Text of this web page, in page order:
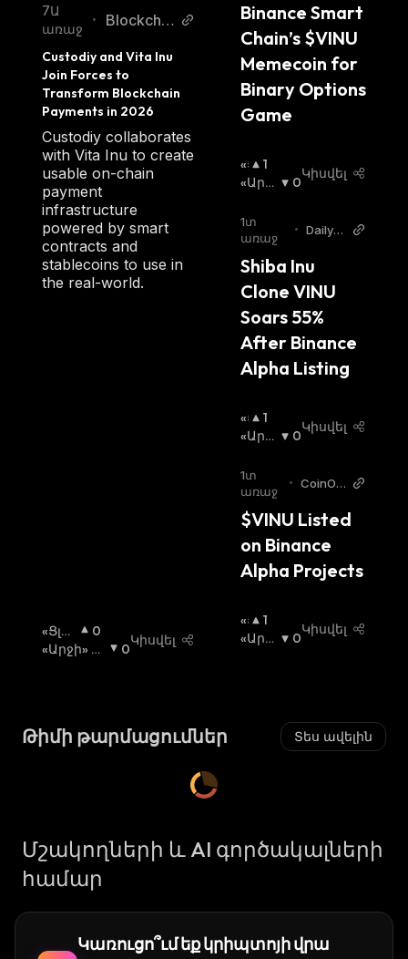
7Ա
առաջ
•
Blockchai
Custodiy and Vita Inu
Join Forces to
Transform Blockchain
Payments in 2026
Custodiy collaborates
with Vita Inu to create
usable on-chain
payment
infrastructure
powered by smart
contracts and
stablecoins to use in
the real-world.
«Ցլի»
Շուկ
0
«Արջի» Շ
0
Կիսվել
Binance Smart
Chain’s $VINU
Memecoin for
Binary Options
Game
«Ց
Լ
Շ
Ո
Կ
Ա
:
1
«Արջ
Ւկա
0
Կիսվել
1տ
առաջ
• DailyC
Shiba Inu
Clone VINU
Soars 55%
After Binance
Alpha Listing
«Ց
Լ
Շ
Ո
Կ
Ա
1
«Արջ
Ւկա
0
Կիսվել
1տ
առաջ
• CoinOt
$VINU Listed
on Binance
Alpha Projects
«Ց
Լ
1
«Արջ
0
Կիսվել
Թիմի թարմացումներ Տես ավելին
Մշակողների և AI գործակալների
համար
Կառուցո՞ւմ եք կրիպտոյի վրա